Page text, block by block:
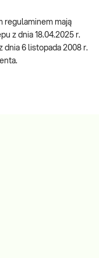
regulaminem mają
z dnia 18.04.2025 r.
dnia 6 listopada 2008 r.